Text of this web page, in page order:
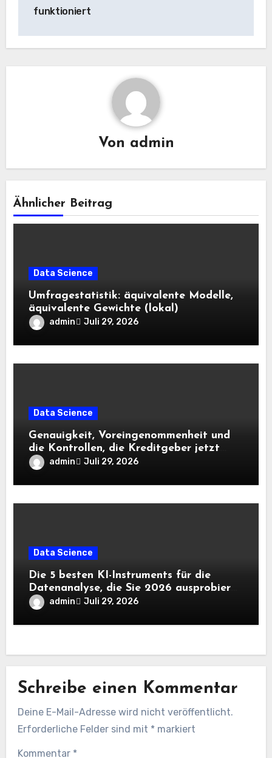
funktioniert
Von admin
Ähnlicher Beitrag
Data Science
Umfragestatistik: äquivalente Modelle,
äquivalente Gewichte (lokal)
admin Juli 29, 2026
Data Science
Genauigkeit, Voreingenommenheit und
die Kontrollen, die Kreditgeber jetzt
benötigen |
admin Juli 29, 2026
Data Science
Die 5 besten KI-Instruments für die
Datenanalyse, die Sie 2026 ausprobieren
solltenadmin Juli 29, 2026
Schreibe einen Kommentar
Deine E-Mail-Adresse wird nicht veröffentlicht.
Erforderliche Felder sind mit * markiert
Kommentar *